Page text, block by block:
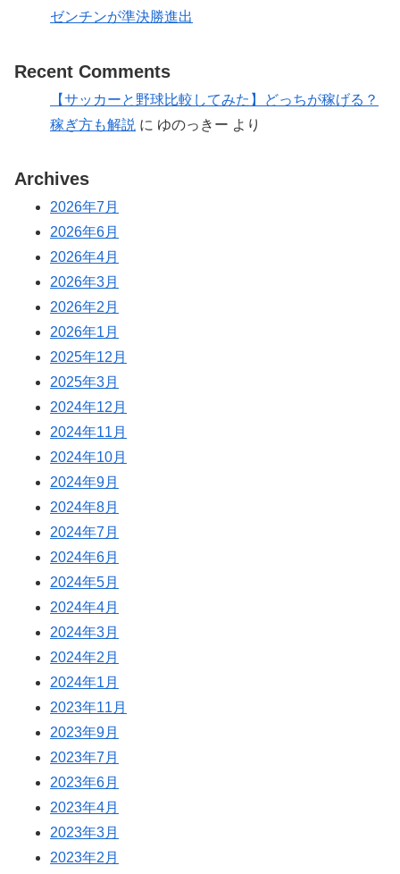
ゼンチンが準決勝進出
Recent Comments
【サッカーと野球比較してみた】どっちが稼げる？
稼ぎ方も解説 に ゆのっきー より
Archives
2026年7月
2026年6月
2026年4月
2026年3月
2026年2月
2026年1月
2025年12月
2025年3月
2024年12月
2024年11月
2024年10月
2024年9月
2024年8月
2024年7月
2024年6月
2024年5月
2024年4月
2024年3月
2024年2月
2024年1月
2023年11月
2023年9月
2023年7月
2023年6月
2023年4月
2023年3月
2023年2月